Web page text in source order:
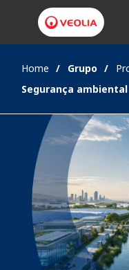
Home Grupo
Segurança ambiental